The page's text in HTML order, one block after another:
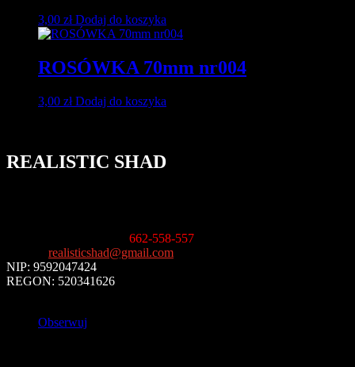
3,00 zł Dodaj do koszyka
ROSÓWKA 70mm nr004
3,00 zł Dodaj do koszyka
REALISTIC SHAD
662-558-557
realisticshad@gmail.com
NIP: 9592047424
REGON: 520341626
Obserwuj